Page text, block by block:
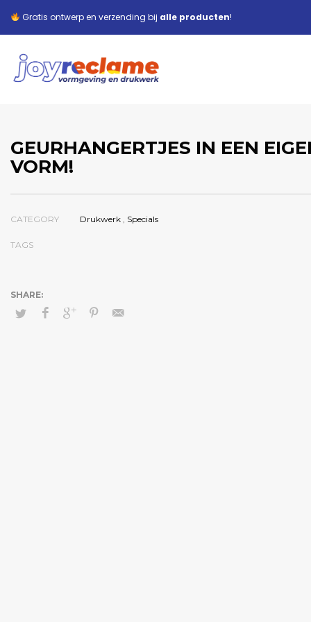
Gratis ontwerp en verzending bij alle producten!
GEURHANGERTJES IN EEN
VORM!
CATEGORY Drukwerk , Specials
TAGS